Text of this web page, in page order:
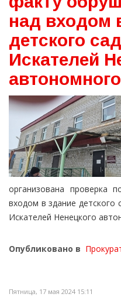
над входом
детского
Искателей
организована проверка
входом в здание детского
Искателей Ненецкого
Опубликовано в
Пятница, 17 мая 2024 15:11